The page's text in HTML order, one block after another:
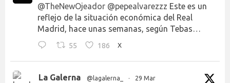
@TheNewOjeador @pepealvarezzz Este es un
reflejo de la situación económica del Real
Madrid, hace unas semanas, según Tebas…
55 186 X
La Galerna @lagalerna_ · 29 Mar